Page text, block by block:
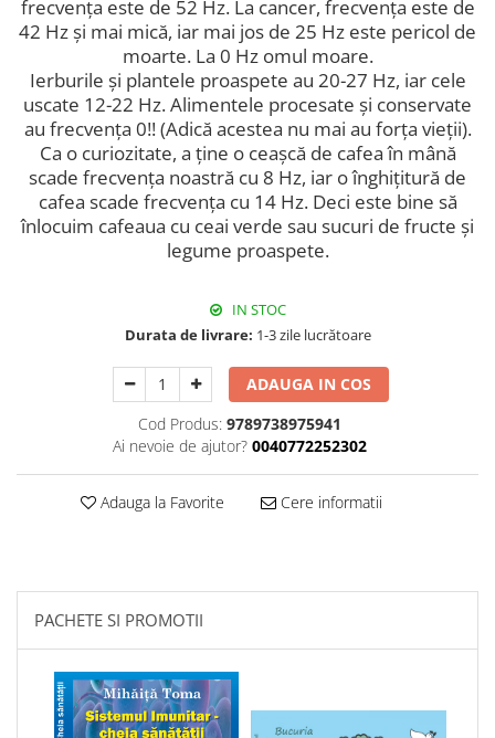
frecvența este de 52 Hz. La cancer, frecvența este de
42 Hz și mai mică, iar mai jos de 25 Hz este pericol de
moarte. La 0 Hz omul moare.
Ierburile și plantele proaspete au 20-27 Hz, iar cele
uscate 12-22 Hz. Alimentele procesate și conservate
au frecvența 0!! (Adică acestea nu mai au forța vieții).
Ca o curiozitate, a ține o ceașcă de cafea în mână
scade frecvența noastră cu 8 Hz, iar o înghițitură de
cafea scade frecvența cu 14 Hz. Deci este bine să
înlocuim cafeaua cu ceai verde sau sucuri de fructe și
legume proaspete.
IN STOC
Durata de livrare: 1-3 zile lucrătoare
ADAUGA IN COS
Cod Produs: 9789738975941
Ai nevoie de ajutor? 0040772252302
Adauga la Favorite Cere informatii
PACHETE SI PROMOTII